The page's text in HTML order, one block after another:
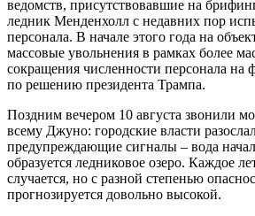
ведомств, присутствовавшие на
ледник Менденхолл с недавних пор
персонала. В начале этого года на
массовые увольнения в рамках более
сокращения численности персонала на
по решению президента Трампа.
Поздним вечером 10 августа звонили
всему Джуно: городские власти
предупреждающие сигналы – вода
образуется ледниковое озеро. Каждое
случается, но с разной степенью
прогнозируется довольно высокой.